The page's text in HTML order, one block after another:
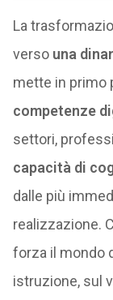
La
verso una
mette in primo
competenze
settori,
capacità di
dalle più
realizzazione.
forza il mondo
istruzione, sul